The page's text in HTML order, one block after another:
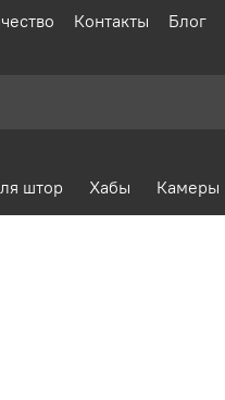
Контакты Блог
штор Хабы Камеры